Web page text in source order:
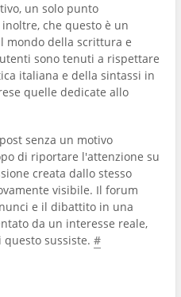
un solo punto
che questo è un
mondo della scrittura e
sono tenuti a rispettare
italiana e della sintassi in
quelle dedicate allo
senza un motivo
di riportare l'attenzione su
creata dallo stesso
visibile. Il forum
e il dibattito in una
da un interesse reale,
sussiste. #